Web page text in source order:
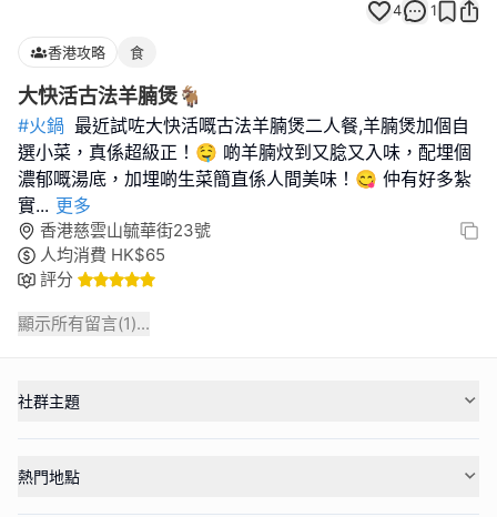
4 1
香港攻略 食
大快活古法羊腩煲🐐
#火鍋 最近試咗大快活嘅古法羊腩煲二人餐,羊腩煲加個自
選小菜，真係超級正！🤤 啲羊腩炆到又腍又入味，配埋個
濃郁嘅湯底，加埋啲生菜簡直係人間美味！😋 仲有好多紮
實... 更多
香港慈雲山毓華街23號
人均消費 HK$65
評分
顯示所有留言(1)...
社群主題
熱門地點